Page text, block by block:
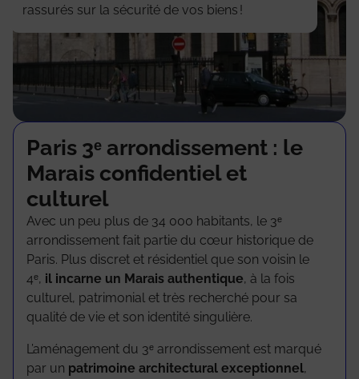
rassurés sur la sécurité de vos biens !
Paris 3ᵉ arrondissement : le
Marais confidentiel et
culturel
Avec un peu plus de 34 000 habitants, le 3ᵉ
arrondissement fait partie du cœur historique de
Paris. Plus discret et résidentiel que son voisin le
4ᵉ, il incarne un Marais authentique, à la fois
culturel, patrimonial et très recherché pour sa
qualité de vie et son identité singulière.
L’aménagement du 3ᵉ arrondissement est marqué
par un patrimoine architectural exceptionnel,